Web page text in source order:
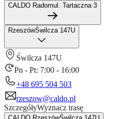
CALDO Radomul. Tartaczna 3
RzeszówŚwilcza 147U
Świlcza 147U
Pn - Pt: 7:00 - 16:00
+48 695 504 503
rzeszow@caldo.pl
SzczegółyWyznacz trasę